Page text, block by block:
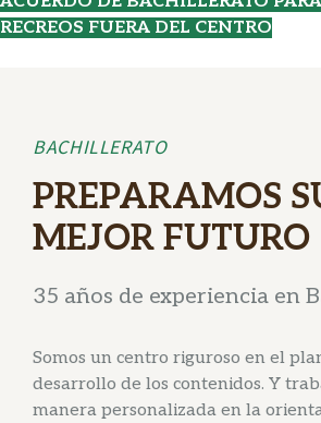
RECREOS FUERA DEL CENTRO
BACHILLERATO
PREPARAMOS
MEJOR FUTURO
35 años de experiencia en
Somos un centro riguroso en el
desarrollo de los contenidos. Y
manera personalizada en la